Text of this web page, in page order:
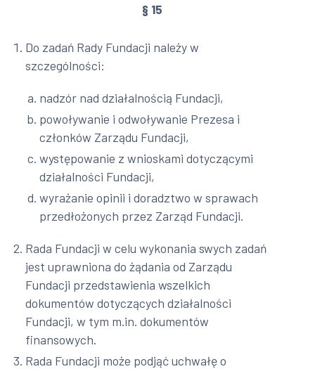
§ 15
Do zadań Rady Fundacji należy w
szczególności:
nadzór nad działalnością Fundacji,
powoływanie i odwoływanie Prezesa i
członków Zarządu Fundacji,
występowanie z wnioskami dotyczącymi
działalności Fundacji,
wyrażanie opinii i doradztwo w sprawach
przedłożonych przez Zarząd Fundacji.
Rada Fundacji w celu wykonania swych zadań
jest uprawniona do żądania od Zarządu
Fundacji przedstawienia wszelkich
dokumentów dotyczących działalności
Fundacji, w tym m.in. dokumentów
finansowych.
Rada Fundacji może podjąć uchwałę o